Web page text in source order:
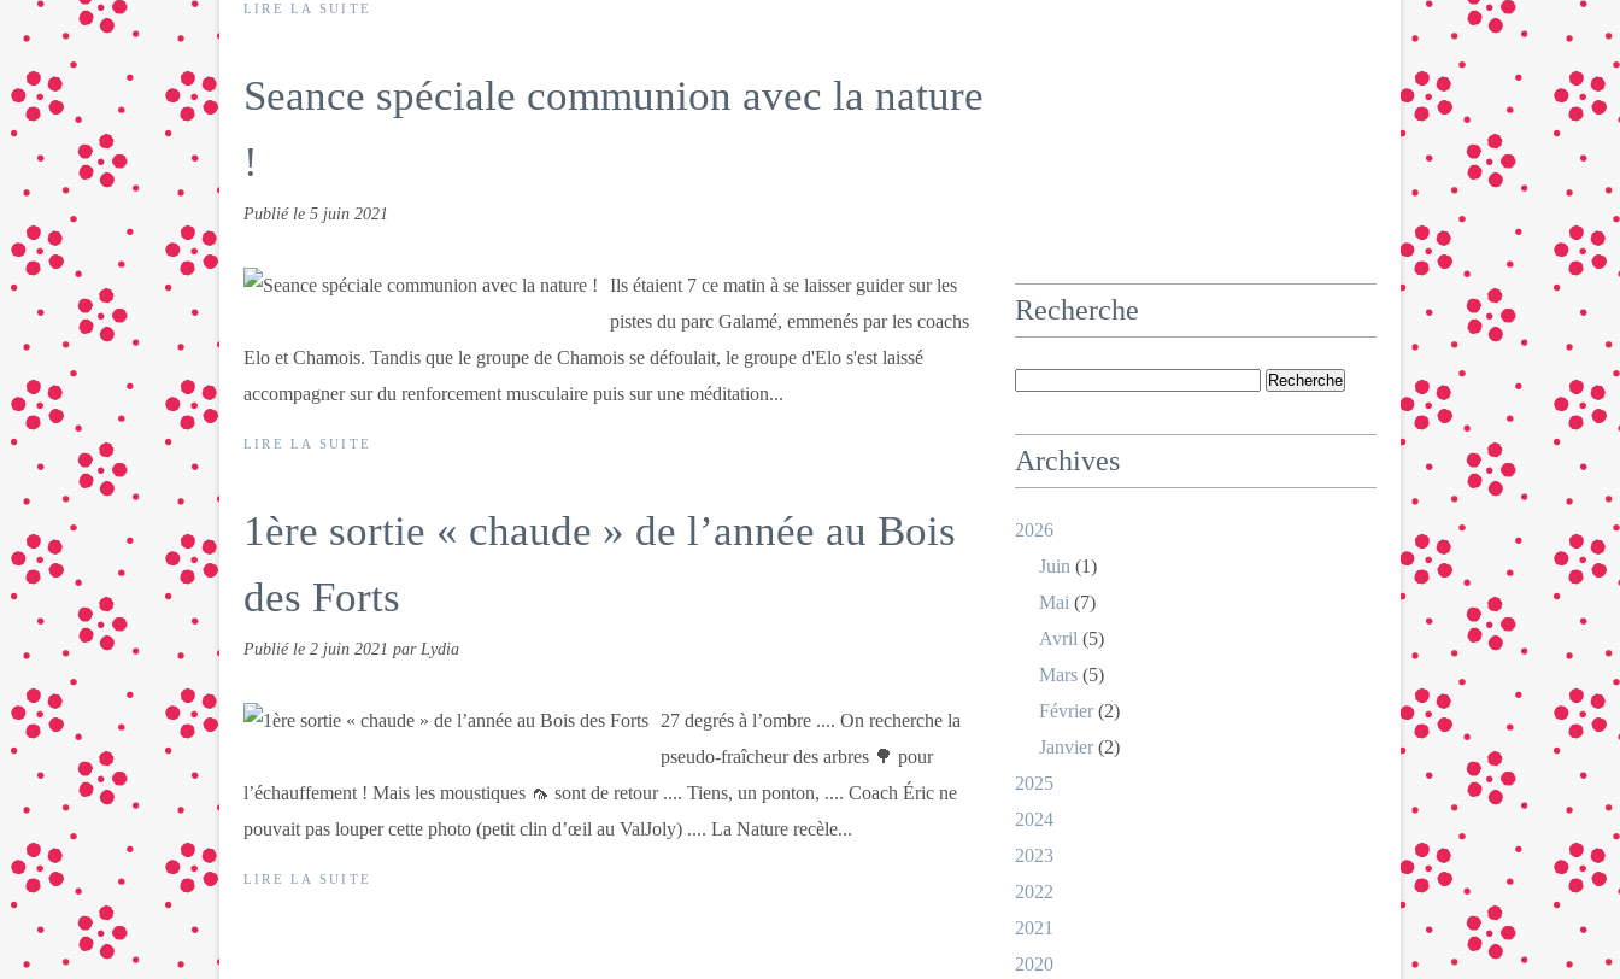
LIRE LA SUITE
Seance spéciale communion avec la nature
!
Publié le 5 juin 2021
Ils étaient 7 ce matin à se laisser guider sur les
pistes du parc Galamé, emmenés par les coachs
Elo et Chamois. Tandis que le groupe de Chamois se défoulait, le groupe d'Elo s'est laissé
accompagner sur du renforcement musculaire puis sur une méditation...
LIRE LA SUITE
1ère sortie « chaude » de l’année au Bois
des Forts
Publié le 2 juin 2021 par Lydia
27 degrés à l’ombre .... On recherche la
pseudo-fraîcheur des arbres 🌳 pour
l’échauffement ! Mais les moustiques 🦟 sont de retour .... Tiens, un ponton, .... Coach Éric ne
pouvait pas louper cette photo (petit clin d’œil au ValJoly) .... La Nature recèle...
LIRE LA SUITE
Recherche
Archives
2026
Juin (1)
Mai (7)
Avril (5)
Mars (5)
Février (2)
Janvier (2)
2025
2024
2023
2022
2021
2020